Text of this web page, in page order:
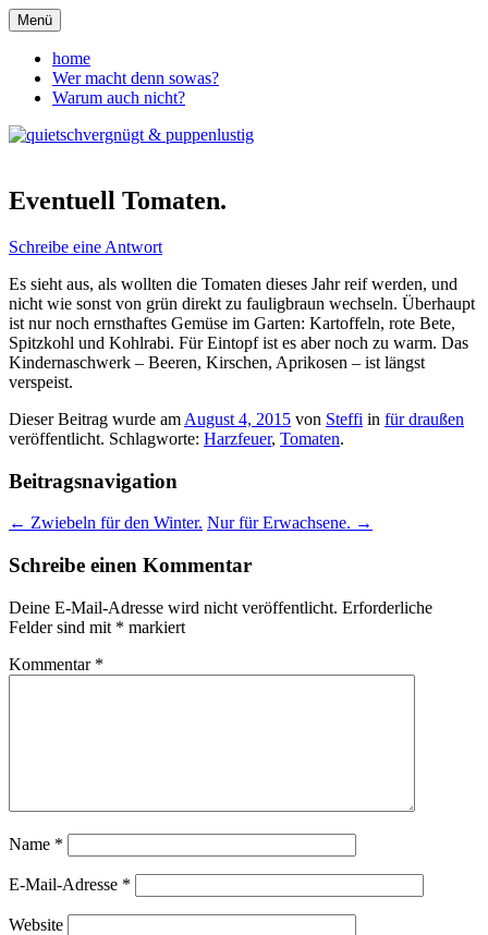
Zum
Inhalt
springen
quietschvergnügt &
puppenlustig
Menü
home
Wer macht denn sowas?
Warum auch nicht?
Eventuell Tomaten.
Schreibe eine Antwort
Es sieht aus, als wollten die Tomaten dieses Jahr reif werden, und
nicht wie sonst von grün direkt zu fauligbraun wechseln. Überhaupt
ist nur noch ernsthaftes Gemüse im Garten: Kartoffeln, rote Bete,
Spitzkohl und Kohlrabi. Für Eintopf ist es aber noch zu warm. Das
Kindernaschwerk – Beeren, Kirschen, Aprikosen – ist längst
verspeist.
Dieser Beitrag wurde am August 4, 2015 von Steffi in für draußen
veröffentlicht. Schlagworte: Harzfeuer, Tomaten.
Beitragsnavigation
← Zwiebeln für den Winter. Nur für Erwachsene. →
Schreibe einen Kommentar
Deine E-Mail-Adresse wird nicht veröffentlicht. Erforderliche
Felder sind mit * markiert
Kommentar *
Name *
E-Mail-Adresse *
Website